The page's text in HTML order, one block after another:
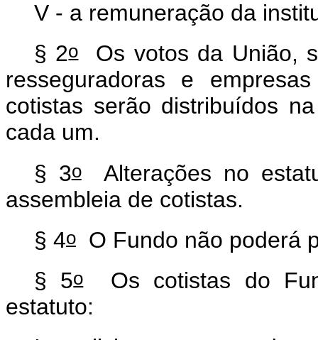
V - a remuneração da
§ 2oOs votos da União,
resseguradoras e
cotistas serão distribuídos
cada um.
§ 3oAlterações no
assembleia de cotistas.
§ 4o O Fundo não poderá
§ 5oOs cotistas do
estatuto: